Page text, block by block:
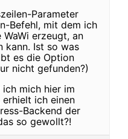
Parameter
Befehl, mit dem ich
erzeugt, an
kann. Ist so was
es die Option
nicht gefunden?)
mich hier im
erhielt ich einen
Backend der
so gewollt?!